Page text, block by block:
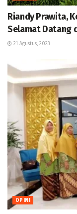
Riandy Prawita,
Selamat Datang
21 Agustus, 2023
OPINI